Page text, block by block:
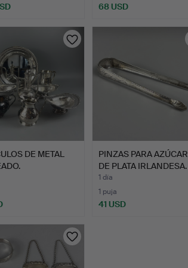
68 USD
DE METAL
PINZAS PARA AZÚCAR
DE PLATA IRLANDESA.
1 día
1 puja
41 USD